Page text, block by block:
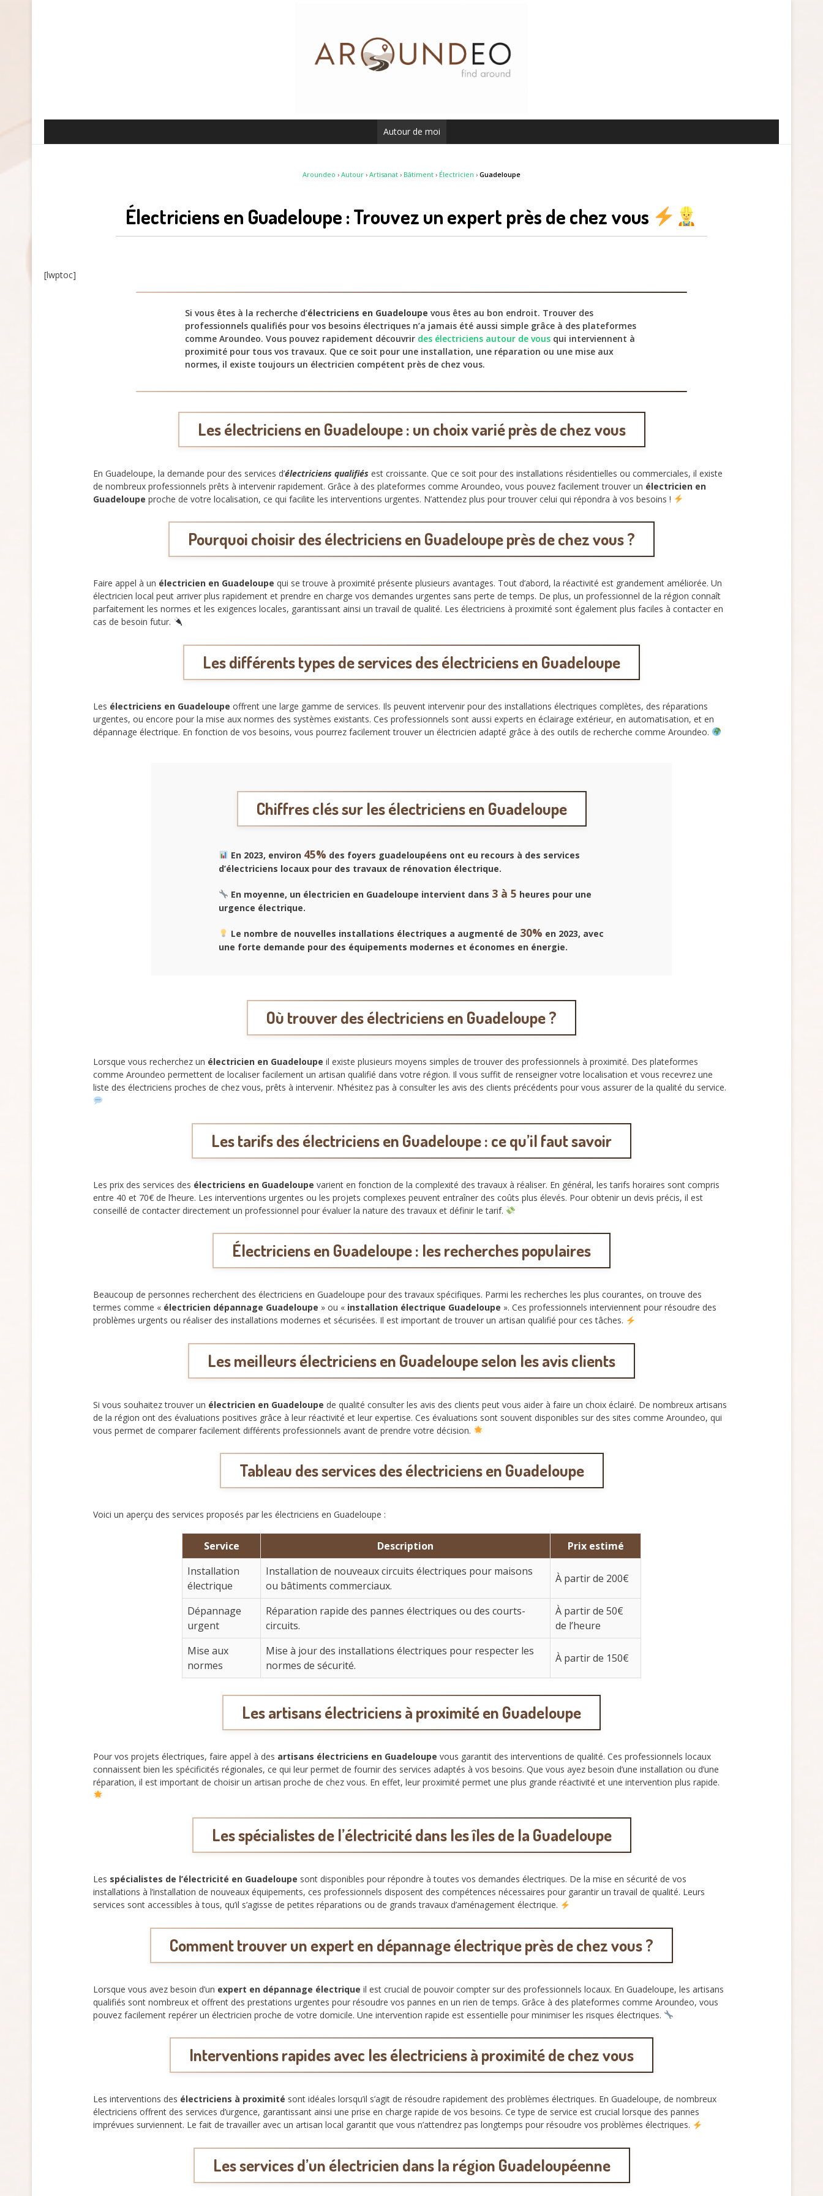
Autour de moi
Aroundeo › Autour › Artisanat › Bâtiment › Électricien › Guadeloupe
Électriciens en Guadeloupe : Trouvez un expert près de chez vous
[lwptoc]
Si vous êtes à la recherche d’électriciens en Guadeloupe vous êtes au bon endroit. Trouver des
professionnels qualifiés pour vos besoins électriques n’a jamais été aussi simple grâce à des plateformes
comme Aroundeo. Vous pouvez rapidement découvrir des électriciens autour de vous qui interviennent à
proximité pour tous vos travaux. Que ce soit pour une installation, une réparation ou une mise aux
normes, il existe toujours un électricien compétent près de chez vous.
Les électriciens en Guadeloupe : un choix varié près de chez vous
En Guadeloupe, la demande pour des services d’électriciens qualifiés est croissante. Que ce soit pour des installations résidentielles ou commerciales, il existe
de nombreux professionnels prêts à intervenir rapidement. Grâce à des plateformes comme Aroundeo, vous pouvez facilement trouver un électricien en
Guadeloupe proche de votre localisation, ce qui facilite les interventions urgentes. N’attendez plus pour trouver celui qui répondra à vos besoins !
Pourquoi choisir des électriciens en Guadeloupe près de chez vous ?
Faire appel à un électricien en Guadeloupe qui se trouve à proximité présente plusieurs avantages. Tout d’abord, la réactivité est grandement améliorée. Un
électricien local peut arriver plus rapidement et prendre en charge vos demandes urgentes sans perte de temps. De plus, un professionnel de la région connaît
parfaitement les normes et les exigences locales, garantissant ainsi un travail de qualité. Les électriciens à proximité sont également plus faciles à contacter en
cas de besoin futur.
Les différents types de services des électriciens en Guadeloupe
Les électriciens en Guadeloupe offrent une large gamme de services. Ils peuvent intervenir pour des installations électriques complètes, des réparations
urgentes, ou encore pour la mise aux normes des systèmes existants. Ces professionnels sont aussi experts en éclairage extérieur, en automatisation, et en
dépannage électrique. En fonction de vos besoins, vous pourrez facilement trouver un électricien adapté grâce à des outils de recherche comme Aroundeo.
Chiffres clés sur les électriciens en Guadeloupe
En 2023, environ 45% des foyers guadeloupéens ont eu recours à des services
d’électriciens locaux pour des travaux de rénovation électrique.
En moyenne, un électricien en Guadeloupe intervient dans 3 à 5 heures pour une
urgence électrique.
Le nombre de nouvelles installations électriques a augmenté de 30% en 2023, avec
une forte demande pour des équipements modernes et économes en énergie.
Où trouver des électriciens en Guadeloupe ?
Lorsque vous recherchez un électricien en Guadeloupe il existe plusieurs moyens simples de trouver des professionnels à proximité. Des plateformes
comme Aroundeo permettent de localiser facilement un artisan qualifié dans votre région. Il vous suffit de renseigner votre localisation et vous recevrez une
liste des électriciens proches de chez vous, prêts à intervenir. N’hésitez pas à consulter les avis des clients précédents pour vous assurer de la qualité du service.
Les tarifs des électriciens en Guadeloupe : ce qu’il faut savoir
Les prix des services des électriciens en Guadeloupe varient en fonction de la complexité des travaux à réaliser. En général, les tarifs horaires sont compris
entre 40 et 70€ de l’heure. Les interventions urgentes ou les projets complexes peuvent entraîner des coûts plus élevés. Pour obtenir un devis précis, il est
conseillé de contacter directement un professionnel pour évaluer la nature des travaux et définir le tarif.
Électriciens en Guadeloupe : les recherches populaires
Beaucoup de personnes recherchent des électriciens en Guadeloupe pour des travaux spécifiques. Parmi les recherches les plus courantes, on trouve des
termes comme « électricien dépannage Guadeloupe » ou « installation électrique Guadeloupe ». Ces professionnels interviennent pour résoudre des
problèmes urgents ou réaliser des installations modernes et sécurisées. Il est important de trouver un artisan qualifié pour ces tâches.
Les meilleurs électriciens en Guadeloupe selon les avis clients
Si vous souhaitez trouver un électricien en Guadeloupe de qualité consulter les avis des clients peut vous aider à faire un choix éclairé. De nombreux artisans
de la région ont des évaluations positives grâce à leur réactivité et leur expertise. Ces évaluations sont souvent disponibles sur des sites comme Aroundeo, qui
vous permet de comparer facilement différents professionnels avant de prendre votre décision.
Tableau des services des électriciens en Guadeloupe
Voici un aperçu des services proposés par les électriciens en Guadeloupe :
Service Description
Prix estimé
Installation
électrique
Installation de nouveaux circuits électriques pour maisons
ou bâtiments commerciaux.
À partir de 200€
Dépannage
urgent
Réparation rapide des pannes électriques ou des courts-
circuits.
À partir de 50€
de l’heure
Mise aux
normes
Mise à jour des installations électriques pour respecter les
normes de sécurité.
À partir de 150€
Les artisans électriciens à proximité en Guadeloupe
Pour vos projets électriques, faire appel à des artisans électriciens en Guadeloupe vous garantit des interventions de qualité. Ces professionnels locaux
connaissent bien les spécificités régionales, ce qui leur permet de fournir des services adaptés à vos besoins. Que vous ayez besoin d’une installation ou d’une
réparation, il est important de choisir un artisan proche de chez vous. En effet, leur proximité permet une plus grande réactivité et une intervention plus rapide.
Les spécialistes de l’électricité dans les îles de la Guadeloupe
Les spécialistes de l’électricité en Guadeloupe sont disponibles pour répondre à toutes vos demandes électriques. De la mise en sécurité de vos
installations à l’installation de nouveaux équipements, ces professionnels disposent des compétences nécessaires pour garantir un travail de qualité. Leurs
services sont accessibles à tous, qu’il s’agisse de petites réparations ou de grands travaux d’aménagement électrique.
Comment trouver un expert en dépannage électrique près de chez vous ?
Lorsque vous avez besoin d’un expert en dépannage électrique il est crucial de pouvoir compter sur des professionnels locaux. En Guadeloupe, les artisans
qualifiés sont nombreux et offrent des prestations urgentes pour résoudre vos pannes en un rien de temps. Grâce à des plateformes comme Aroundeo, vous
pouvez facilement repérer un électricien proche de votre domicile. Une intervention rapide est essentielle pour minimiser les risques électriques.
Interventions rapides avec les électriciens à proximité de chez vous
Les interventions des électriciens à proximité sont idéales lorsqu’il s’agit de résoudre rapidement des problèmes électriques. En Guadeloupe, de nombreux
électriciens offrent des services d’urgence, garantissant ainsi une prise en charge rapide de vos besoins. Ce type de service est crucial lorsque des pannes
imprévues surviennent. Le fait de travailler avec un artisan local garantit que vous n’attendrez pas longtemps pour résoudre vos problèmes électriques.
Les services d’un électricien dans la région Guadeloupéenne